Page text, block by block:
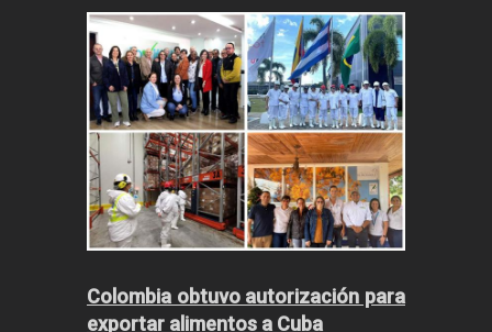
Colombia obtuvo autorización para
exportar alimentos a Cuba